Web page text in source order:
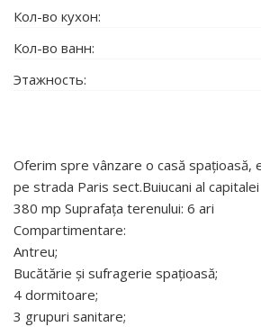
Кол-во кухон:
Кол-во ванн:
Этажность:
Oferim spre vânzare o casă spațioasă,
pe strada Paris sect.Buiucani al
380 mp Suprafața terenului: 6 ari
Compartimentare:
Antreu;
Bucătărie și sufragerie spațioasă;
4 dormitoare;
3 grupuri sanitare;